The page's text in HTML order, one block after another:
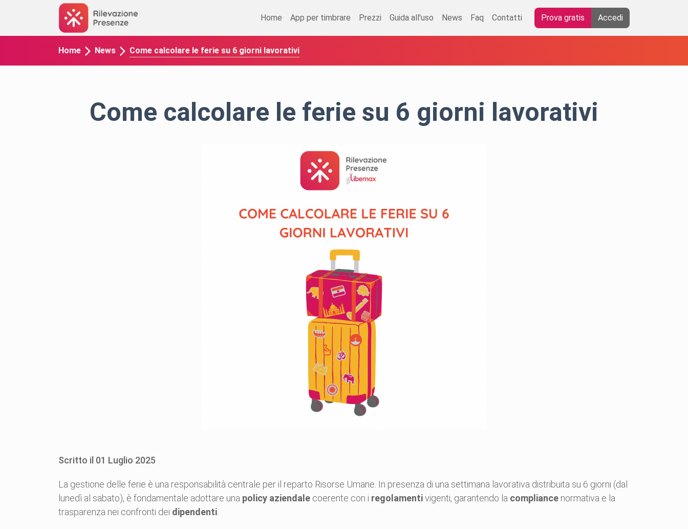
Home App per timbrare Prezzi Guida all'uso News Faq Contatti Prova gratis Accedi
Home News Come calcolare le ferie su 6 giorni lavorativi
Come calcolare le ferie su 6 giorni lavorativi
Scritto il 01 Luglio 2025
La gestione delle ferie è una responsabilità centrale per il reparto Risorse Umane. In presenza di una settimana lavorativa distribuita su 6 giorni (dal
lunedì al sabato), è fondamentale adottare una policy aziendale coerente con i regolamentivigenti, garantendo la compliance normativa e la
trasparenza nei confronti dei dipendenti